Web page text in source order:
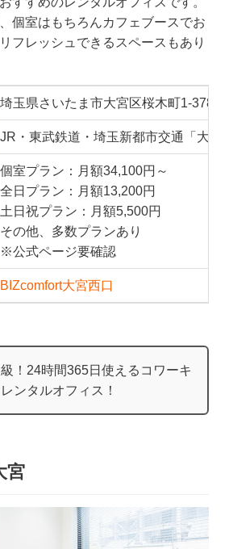
個室はもちろんカフェブースでお
フレッシュできるスペースもあり
埼玉県さいたま市大宮区桜木町1-378
JR・東武鉄道・埼玉新都市交通「大宮
個室プラン：月額34,100円～
全日プラン：月額13,200円
土日祝プラン：月額5,500円
その他、多数プランあり
※公式ページ要確認
BIZcomfort大宮西口
！24時間365日使えるコワーキ
ンタルオフィス！
宮